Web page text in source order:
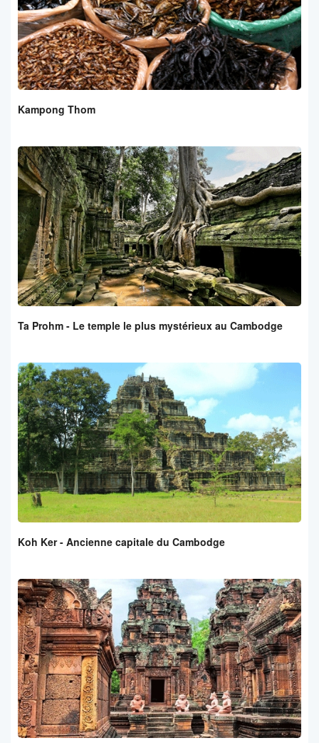
Kampong Thom
Ta Prohm - Le temple le plus mystérieux au Cambodge
Koh Ker - Ancienne capitale du Cambodge